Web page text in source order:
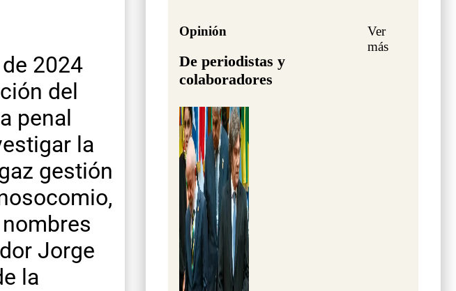
2024
del
penal
la
gestión
Jorge
la
Opinión
De periodistas y
colaboradores
Ver
más